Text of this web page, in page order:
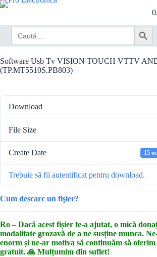
Sari
Search
for:
Search
Software Usb Tv VISION TOUCH VTTV
(TP.MT5510S.PB803)
Download
File Size
Create Date 15
Trebuie să fii autentificat pentru download.
Cum descarc un fişier?
Ro – Dacă acest fișier te-a ajutat, o mică
modalitate grozavă de a ne susține munca.
enorm și ne-ar motiva să continuăm să
gratuit. 🙏 Mulțumim din suflet!